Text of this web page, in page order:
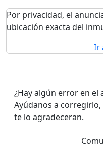
Por privacidad, el
ubicación exacta del
Ir
¿Hay algún error en el
Ayúdanos a
te lo agradeceran.